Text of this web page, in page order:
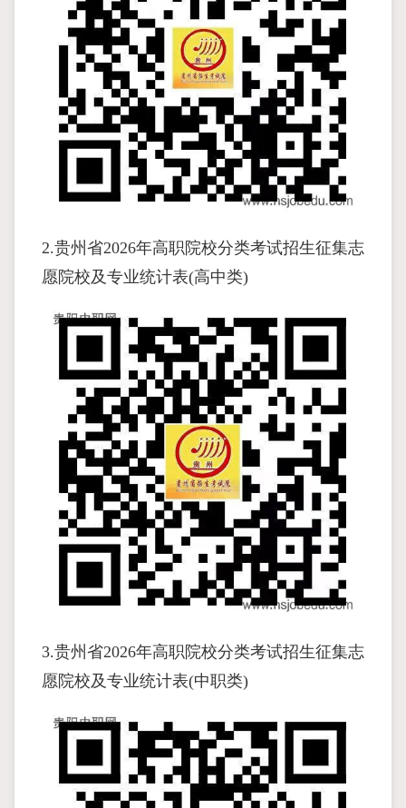
2.贵州省2026年高职院校分类考试招生征集志
愿院校及专业统计表(高中类)
3.贵州省2026年高职院校分类考试招生征集志
愿院校及专业统计表(中职类)